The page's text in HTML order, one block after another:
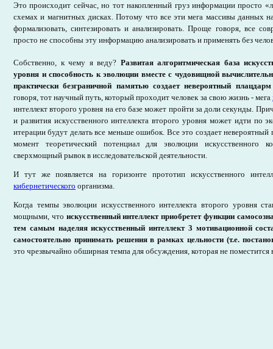
Это происходит сейчас, но тот накопленный груз информации просто
схемах и магнитных дисках. Потому что все эти мега массивы данных
формализовать, синтезировать и анализировать. Проще говоря, все
просто не способны эту информацию анализировать и применять без
Собственно, к чему я веду? Развитая алгоритмическая база
уровня и способность к эволюции вместе с чудовищной
практически безграничной памятью создает невероятный
говоря, тот научный путь, который проходит человек за свою жизнь - мега
интеллект второго уровня на его базе может пройти за доли секунды.
и развития искусственного интеллекта второго уровня может идти по
итерации будут делать все меньше ошибок. Все это создает невероятный
момент теоретический потенциал для эволюции искусственного
сверхмощный рывок в исследовательской деятельности.
И тут же появляется на горизонте прототип искусственного
кибернетического организма.
Когда темпы эволюции искусственного интеллекта второго уровня
мощными, что искусственный интеллект приобретет функции
тем самым наделяя искусственный интеллект 3 мотивационной
самостоятельно принимать решения в рамках цельности (т.е.
это чрезвычайно обширная темпа для обсуждения, которая не поместится